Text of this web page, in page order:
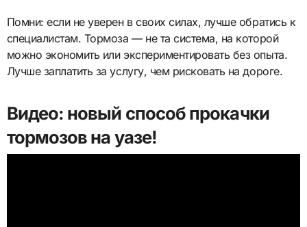
Помни: если не уверен в своих силах, лучше обратись к
специалистам. Тормоза — не та система, на которой
можно экономить или экспериментировать без опыта.
Лучше заплатить за услугу, чем рисковать на дороге.
Видео: новый способ прокачки
тормозов на уазе!